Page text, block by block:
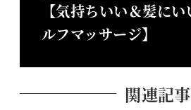
【気持ちいい＆髪に
ルフマッサージ】
関連記事